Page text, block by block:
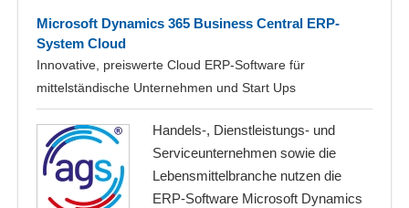
Microsoft Dynamics 365 Business Central ERP-
System Cloud
Innovative, preiswerte Cloud ERP-Software für
mittelständische Unternehmen und Start Ups
Handels-, Dienstleistungs- und
Serviceunternehmen sowie die
Lebensmittelbranche nutzen die
ERP-Software Microsoft Dynamics